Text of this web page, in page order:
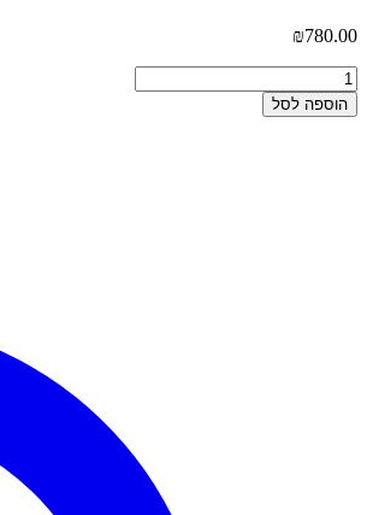
₪780.00
כמות
של
עגילי
הוספה לסל